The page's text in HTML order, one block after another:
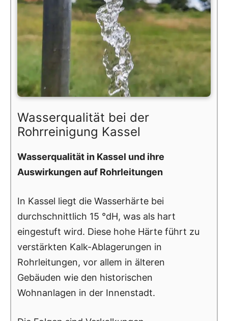
Wasserqualität bei der
Rohrreinigung Kassel
Wasserqualität in Kassel und ihre
Auswirkungen auf Rohrleitungen
In Kassel liegt die Wasserhärte bei
durchschnittlich 15 °dH, was als hart
eingestuft wird. Diese hohe Härte führt zu
verstärkten Kalk-Ablagerungen in
Rohrleitungen, vor allem in älteren
Gebäuden wie den historischen
Wohnanlagen in der Innenstadt.